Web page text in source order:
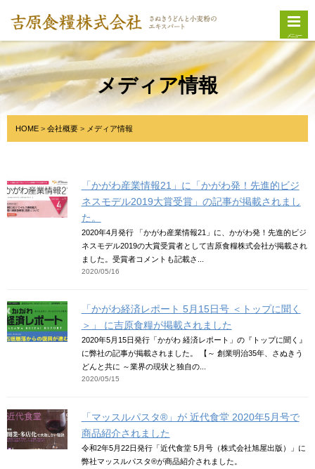
メニュー
メディア情報
HOME 会社概要 メディア情報
「かがわ産業情報21」に「かがわ発！先進的ビジ
ネスモデル2019大賞受賞」の記事が掲載されまし
た。
2020年4月発行 「かがわ産業情報21」に、かがわ発！先進的ビジ
ネスモデル2019の大賞受賞者として吉原食糧株式会社が掲載され
ました。受賞者コメントも記載さ...
2020/05/16
「かがわ経済レポート 5月15日号 ＜トップに聞く
＞」 に吉原食糧が掲載されました
2020年5月15日発行「かがわ 経済レポート」の『トップに聞く』
に弊社の記事が掲載されました。 【～ 創業明治35年、さぬきう
どんと共に ～業界の現状と独自の...
2020/05/15
「マッスルパスタ®」が 近代食堂 2020年5月号で
商品紹介されました
令和2年5月22日発行「近代食堂 5月号（株式会社旭屋出版）」に
弊社マッスルパスタ®が商品紹介されました。